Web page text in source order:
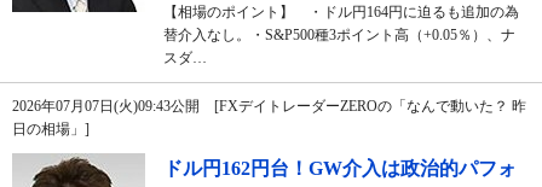
【相場のポイント】 ・ドル円164円に迫るも追加の為
替介入なし。・S&P500種3ポイント高（+0.05％）、ナ
スダ…
2026年07月07日(火)09:43公開 [FXデイトレーダーZEROの「なんで動いた？ 昨
日の相場」]
ドル円162円台！GW介入は政治的パフォ